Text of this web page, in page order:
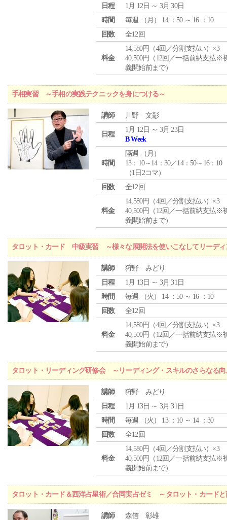
日程
1月 12日 ～ 3月 30日
時間
毎週 （ 月 ） 14 ：50 ～ 16 ：10
回数
全12回
料金
14,580円（4回／分割支払い）×3
40,500円（12回／一括前納支払※
義開始前まで）
手相実習 ～手相の実践テクニックを身につける～
講師 川野 文彰
日程
1月 12日 ～ 3月 23日
B Week
時間
隔週 （ 月 ）
13：10～14：30／14：50～16：10
（1日2コマ）
回数
全12回
料金
14,580円（4回／分割支払い）×3
40,500円（12回／一括前納支払※
義開始前まで）
タロット・カード 中級実習 ～様々な展開法を使いこなしてリーディ
講師
狩野 みどり
日程
1月 13日 ～ 3月 31日
時間
毎週 （火 ） 14 ：50 ～ 16 ：10
回数
全12回
料金
14,580円（4回／分割支払い）×3
40,500円（12回／一括前納支払※
義開始前まで）
タロット・リーディング研修会 ～リーディング・スキルのさらなる
講師
狩野 みどり
日程
1月 13日 ～ 3月 31日
時間
毎週 （火 ） 13 ：10 ～ 14 ：30
回数
全12回
料金
14,580円（4回／分割支払い）×3
40,500円（12回／一括前納支払※
義開始前まで）
タロット・カード＆西洋占星術／合同実占ゼミ ～タロット・カード
講師
森信 彰雄